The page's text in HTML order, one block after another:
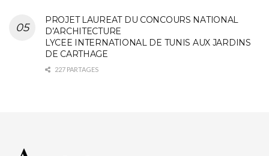
PROJET LAUREAT DU CONCOURS NATIONAL
D’ARCHITECTURE
LYCEE INTERNATIONAL DE TUNIS AUX JARDINS
DE CARTHAGE
227 PARTAGES